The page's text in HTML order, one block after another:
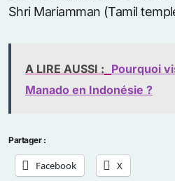
Shri Mariamman (Tamil
A LIRE AUSSI : Pourquoi
Manado en Indonésie ?
Partager :
Facebook X